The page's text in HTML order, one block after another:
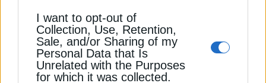
I want to opt-out of
Collection, Use, Retention,
Sale, and/or Sharing of my
Personal Data that Is
Unrelated with the Purposes
for which it was collected.
ΕΠΙΧΕΙΡΗΣΕΙΣ